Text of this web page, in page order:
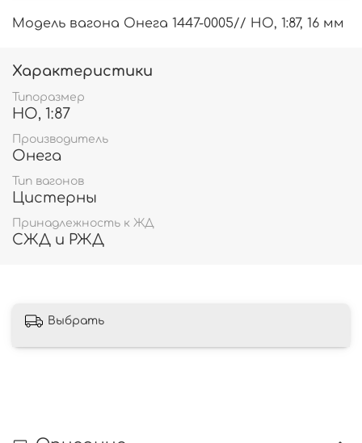
Модель вагона Онега 1447-0005// HO, 1:87, 16 мм
Характеристики
Типоразмер
HO, 1:87
Производитель
Онега
Тип вагонов
Цистерны
Принадлежность к ЖД
СЖД и РЖД
Выбрать